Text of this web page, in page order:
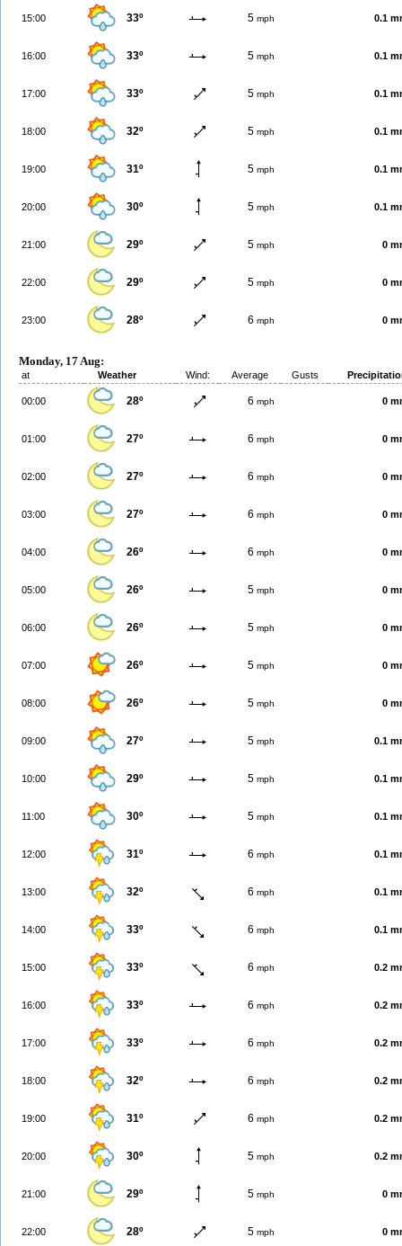
15:00 33º 5 mph 0.1
16:00 33º 5 mph 0.1
17:00 33º 5 mph 0.1
18:00 32º 5 mph 0.1
19:00 31º 5 mph 0.1
20:00 30º 5 mph 0.1
21:00 29º 5 mph 0
22:00 29º 5 mph 0
23:00 28º 6 mph 0
Monday, 17 Aug:
at Weather Wind: Average Gusts
00:00 28º 6 mph 0
01:00 27º 6 mph 0
02:00 27º 6 mph 0
03:00 27º 6 mph 0
04:00 26º 6 mph 0
05:00 26º 5 mph 0
06:00 26º 5 mph 0
07:00 26º 5 mph 0
08:00 26º 5 mph 0
09:00 27º 5 mph 0.1
10:00 29º 5 mph 0.1
11:00 30º 5 mph 0.1
12:00 31º 6 mph 0.1
13:00 32º 6 mph 0.1
14:00 33º 6 mph 0.1
15:00 33º 6 mph 0.2
16:00 33º 6 mph 0.2
17:00 33º 6 mph 0.2
18:00 32º 6 mph 0.2
19:00 31º 6 mph 0.2
20:00 30º 5 mph 0.2
21:00 29º 5 mph 0
22:00 28º 5 mph 0